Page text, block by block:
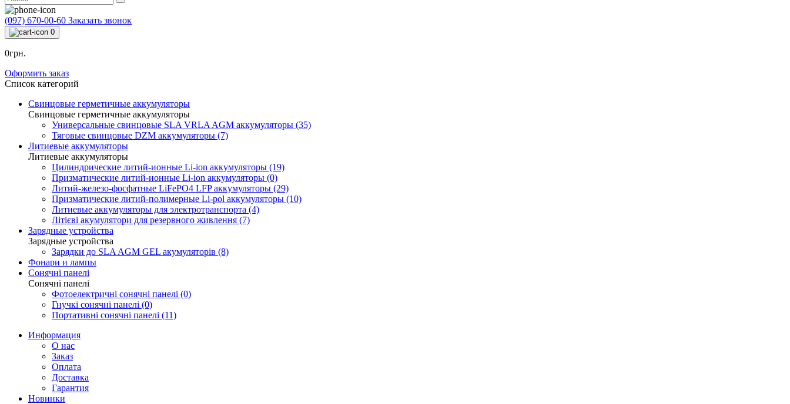
(097) 670-00-60 Заказать звонок
0
0грн.
Оформить заказ
Список категорий
Свинцовые герметичные аккумуляторы
Свинцовые герметичные аккумуляторы
Универсальные свинцовые SLA VRLA AGM аккумуляторы (35)
Тяговые свинцовые DZM аккумуляторы (7)
Литиевые аккумуляторы
Литиевые аккумуляторы
Цилиндрические литий-ионные Li-ion аккумуляторы (19)
Призматические литий-ионные Li-ion аккумуляторы (0)
Литий-железо-фосфатные LiFePO4 LFP аккумуляторы (29)
Призматические литий-полимерные Li-pol аккумуляторы (10)
Литиевые аккумуляторы для электротранспорта (4)
Літієві акумулятори для резервного живлення (7)
Зарядные устройства
Зарядные устройства
Зарядки до SLA AGM GEL акумуляторів (8)
Фонари и лампы
Сонячні панелі
Сонячні панелі
Фотоелектричні cонячні панелі (0)
Гнучкі cонячні панелі (0)
Портативні сонячні панелі (11)
Информация
О нас
Заказ
Оплата
Доставка
Гарантия
Новинки